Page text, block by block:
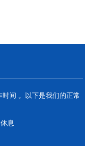
间 。以下是我们的正常
息